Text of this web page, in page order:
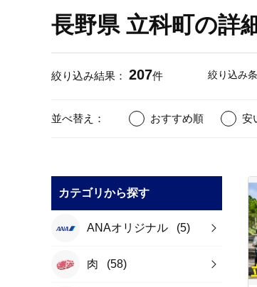
長野県 立科町の詳
絞り込み結果： 207件 絞り込み条
並べ替え： おすすめ順 安
カテゴリから探す
ANAオリジナル (5)
肉 (58)